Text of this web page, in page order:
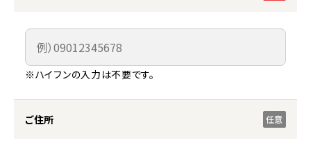
※ハイフンの入力は不要です。
ご住所 任意